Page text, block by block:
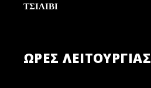
ΤΣΙΛΙΒΙ
ΏΡΕΣ ΛΕΙΤΟΥΡΓΊΑΣ